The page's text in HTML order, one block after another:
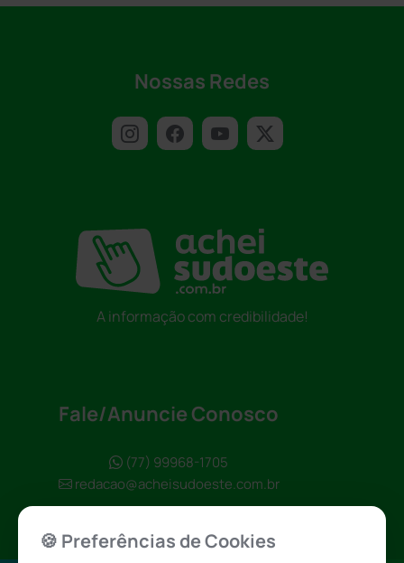
Nossas Redes
A informação com credibilidade!
Fale/Anuncie Conosco
(77) 99968-1705
redacao@acheisudoeste.com.br
🍪 Preferências de Cookies